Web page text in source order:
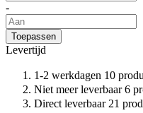
-
Toepassen
Levertijd
1-2 werkdagen 10
Niet meer leverbaar 6
Direct leverbaar 21